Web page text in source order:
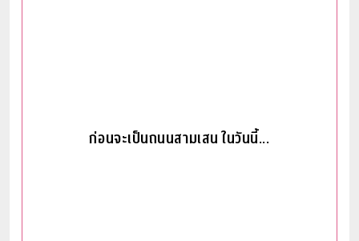
ก่อนจะเป็นถนนสามเสน ในวันนี้...